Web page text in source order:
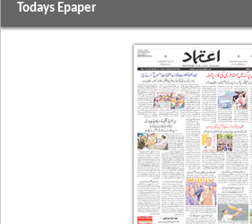
Todays Epaper